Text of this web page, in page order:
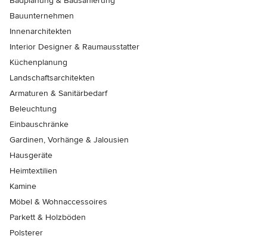
Bauunternehmen
Innenarchitekten
Interior Designer & Raumausstatter
Küchenplanung
Landschaftsarchitekten
Armaturen & Sanitärbedarf
Beleuchtung
Einbauschränke
Gardinen, Vorhänge & Jalousien
Hausgeräte
Heimtextilien
Kamine
Möbel & Wohnaccessoires
Parkett & Holzböden
Polsterer